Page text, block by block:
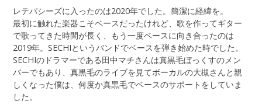
レテパシーズに入ったのは2020年でした。簡潔に経緯を。
最初に触れた楽器こそベースだったけれど、歌を作ってギター
で歌ってきた時間が長く、もう一度ベースに向き合ったのは
2019年。SECHIというバンドでベースを弾き始めた時でした。
SECHIのドラマーである田中マチさんは真黒毛ぼっくすのメン
バーでもあり、真黒毛のライブを見てボーカルの大槻さんと親
しくなった僕は、何度か真黒毛でベースのサポートをしていま
した。